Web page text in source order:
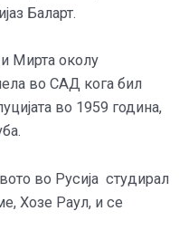
Баларт.
Мирта околу
во САД кога бил
во 1959 година,
во Русија студирал
Хозе Раул, и се